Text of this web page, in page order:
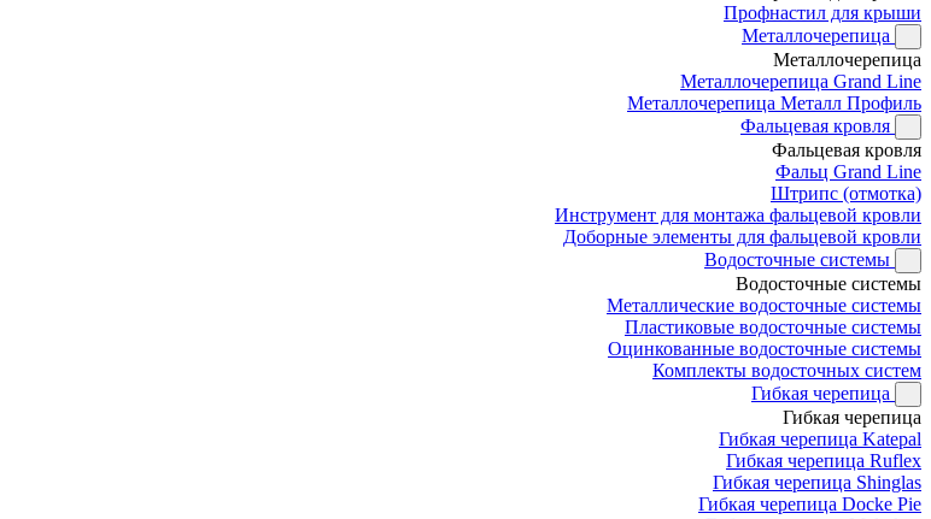
Профнастил для крыши
Металлочерепица
Металлочерепица
Металлочерепица Grand Line
Металлочерепица Металл Профиль
Фальцевая кровля
Фальцевая кровля
Фальц Grand Line
Штрипс (отмотка)
Инструмент для монтажа фальцевой кровли
Доборные элементы для фальцевой кровли
Водосточные системы
Водосточные системы
Металлические водосточные системы
Пластиковые водосточные системы
Оцинкованные водосточные системы
Комплекты водосточных систем
Гибкая черепица
Гибкая черепица
Гибкая черепица Katepal
Гибкая черепица Ruflex
Гибкая черепица Shinglas
Гибкая черепица Docke Pie